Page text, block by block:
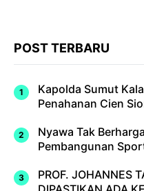
POST TERBARU
Kapolda Sumut
Penahanan Cien
Nyawa Tak
Pembangunan
PROF. JOHANNES